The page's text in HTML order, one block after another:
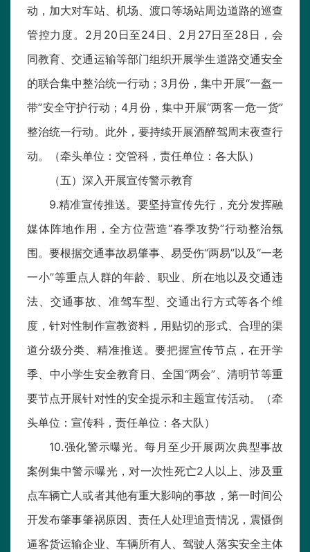
动，加大对车站、机场、渡口等场站周边道路的巡查
管控力度。2月20日至24日、2月27日至28日，会
同教育、交通运输等部门组织开展学生道路交通安全
的联合集中整治统一行动；3月份，集中开展“一盔一
带”安全守护行动；4月份，集中开展“两客一危一货”
整治统一行动。此外，要持续开展酒醉驾周末夜查行
动。（牵头单位：交管科，责任单位：各大队）
（五）深入开展宣传警示教育
9.精准宣传推送。要坚持宣传先行，充分发挥融
媒体阵地作用，全方位营造“春季攻势”行动整治氛
围。要根据交通事故易肇事、易受伤“两易”以及“一老
一小”等重点人群的年龄、职业、所在地以及交通违
法、交通事故、准驾车型、交通出行方式等各个维
度，针对性制作宣教资料，用贴切的形式、合理的渠
道分级分类、精准推送。要把握宣传节点，在开学
季、中小学生安全教育日、全国“两会”、清明节等重
要节点开展针对性的安全提示和主题宣传活动。（牵
头单位：宣传科，责任单位：各大队）
10.强化警示曝光。每月至少开展两次典型事故
案例集中警示曝光，对一次性死亡2人以上、涉及重
点车辆亡人或者其他有重大影响的事故，第一时间公
开发布肇事肇祸原因、责任人处理追责情况，震慑倒
逼客货运输企业、车辆所有人、驾驶人落实安全主体